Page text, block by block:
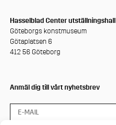
Hasselblad Center utställningshall
Göteborgs konstmuseum
Götaplatsen 6
412 56 Göteborg
Anmäl dig till vårt nyhetsbrev